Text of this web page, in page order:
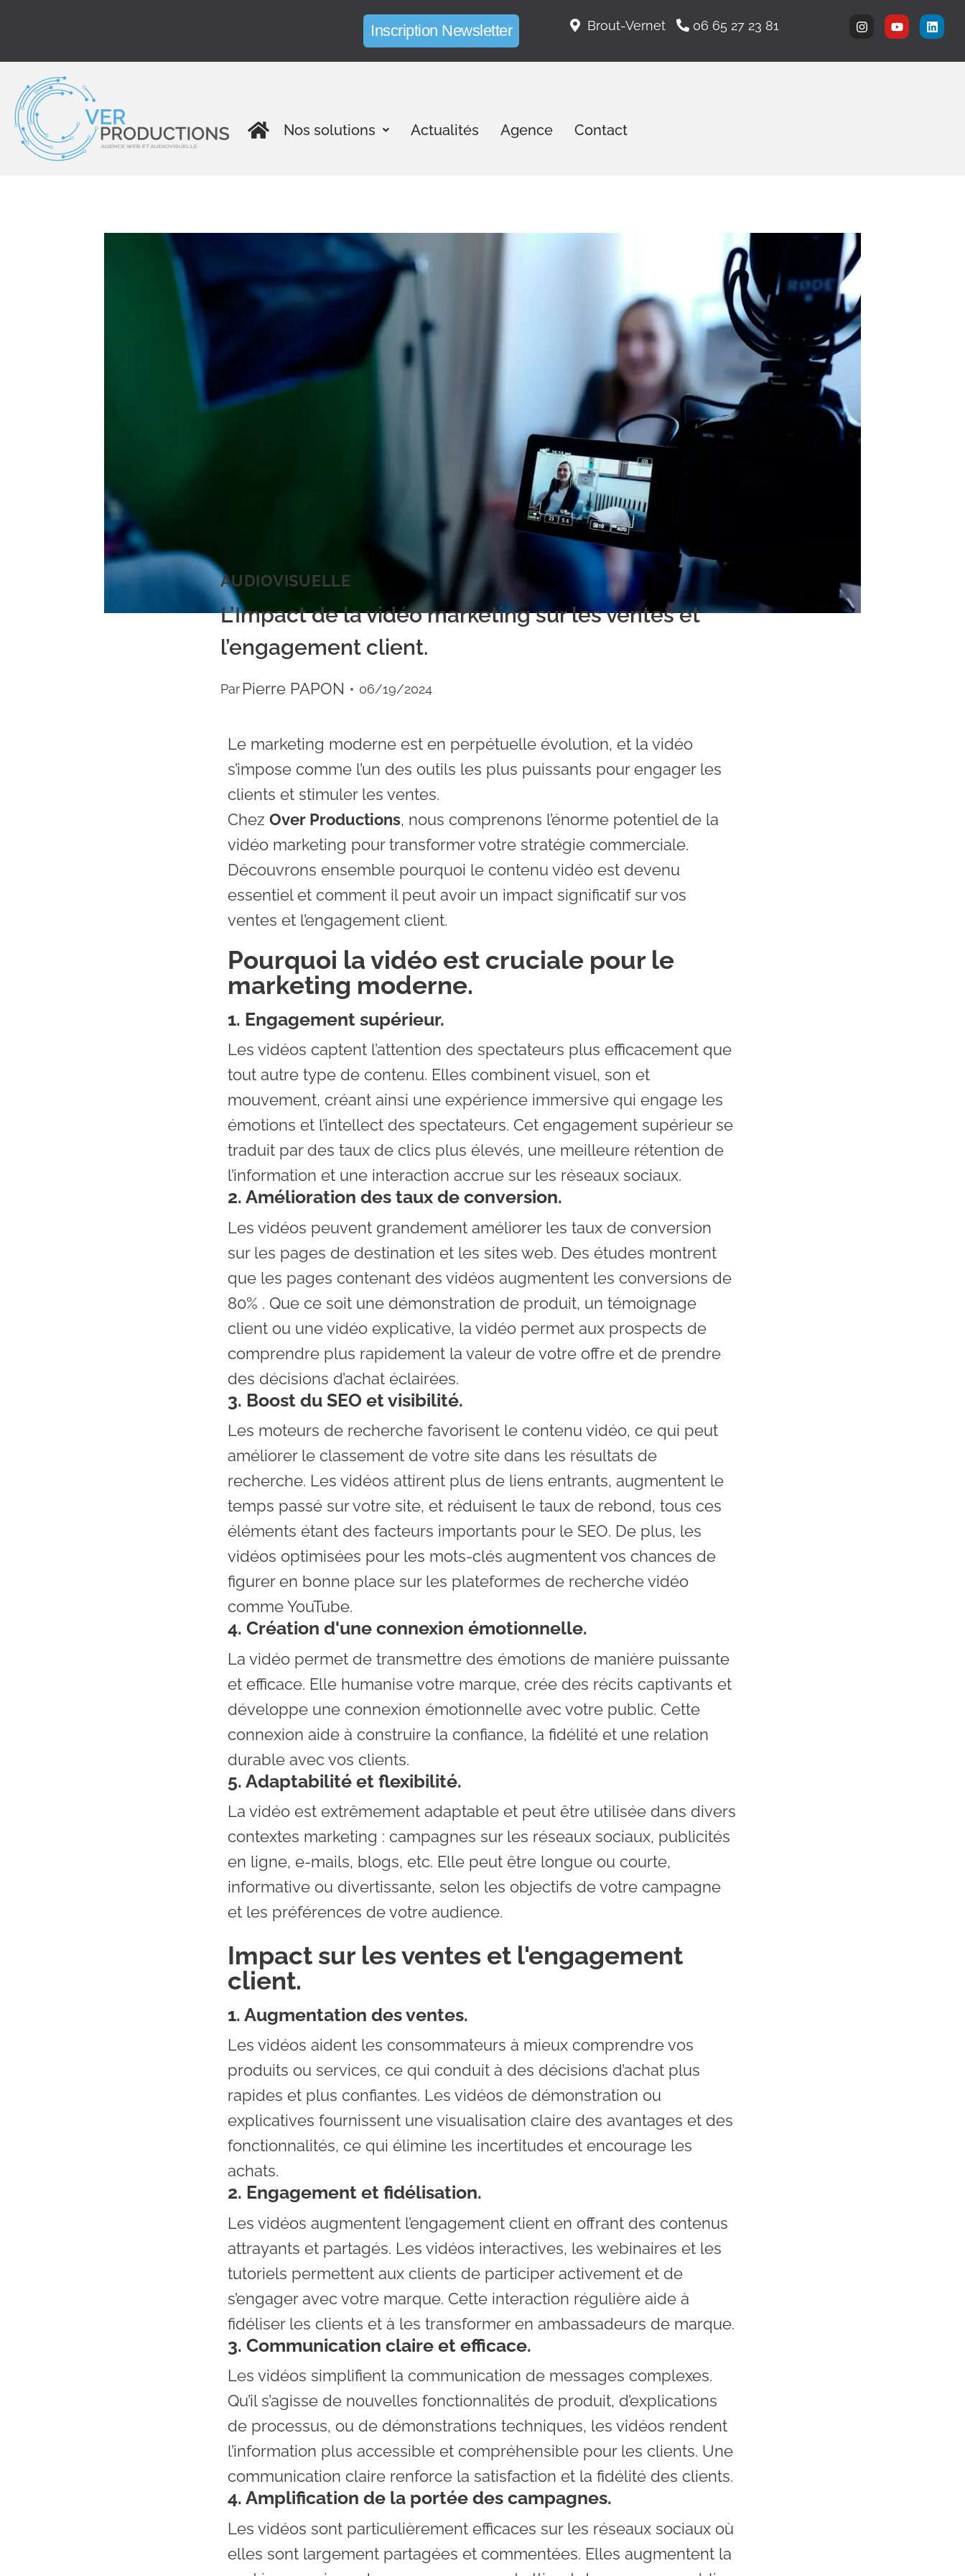
Inscription Newsletter Brout-Vernet 06 65 27 23 81
Nos solutions Actualités Agence Contact
AUDIOVISUELLE
L’Impact de la vidéo marketing sur les ventes et
l’engagement client.
Par Pierre PAPON 06/19/2024
Le marketing moderne est en perpétuelle évolution, et la vidéo
s’impose comme l’un des outils les plus puissants pour engager les
clients et stimuler les ventes.
Chez Over Productions, nous comprenons l’énorme potentiel de la
vidéo marketing pour transformer votre stratégie commerciale.
Découvrons ensemble pourquoi le contenu vidéo est devenu
essentiel et comment il peut avoir un impact significatif sur vos
ventes et l’engagement client.
Pourquoi la vidéo est cruciale pour le
marketing moderne.
1. Engagement supérieur.
Les vidéos captent l’attention des spectateurs plus efficacement que
tout autre type de contenu. Elles combinent visuel, son et
mouvement, créant ainsi une expérience immersive qui engage les
émotions et l’intellect des spectateurs. Cet engagement supérieur se
traduit par des taux de clics plus élevés, une meilleure rétention de
l’information et une interaction accrue sur les réseaux sociaux.
2. Amélioration des taux de conversion.
Les vidéos peuvent grandement améliorer les taux de conversion
sur les pages de destination et les sites web. Des études montrent
que les pages contenant des vidéos augmentent les conversions de
80% . Que ce soit une démonstration de produit, un témoignage
client ou une vidéo explicative, la vidéo permet aux prospects de
comprendre plus rapidement la valeur de votre offre et de prendre
des décisions d’achat éclairées.
3. Boost du SEO et visibilité.
Les moteurs de recherche favorisent le contenu vidéo, ce qui peut
améliorer le classement de votre site dans les résultats de
recherche. Les vidéos attirent plus de liens entrants, augmentent le
temps passé sur votre site, et réduisent le taux de rebond, tous ces
éléments étant des facteurs importants pour le SEO. De plus, les
vidéos optimisées pour les mots-clés augmentent vos chances de
figurer en bonne place sur les plateformes de recherche vidéo
comme YouTube.
4. Création d'une connexion émotionnelle.
La vidéo permet de transmettre des émotions de manière puissante
et efficace. Elle humanise votre marque, crée des récits captivants et
développe une connexion émotionnelle avec votre public. Cette
connexion aide à construire la confiance, la fidélité et une relation
durable avec vos clients.
5. Adaptabilité et flexibilité.
La vidéo est extrêmement adaptable et peut être utilisée dans divers
contextes marketing : campagnes sur les réseaux sociaux, publicités
en ligne, e-mails, blogs, etc. Elle peut être longue ou courte,
informative ou divertissante, selon les objectifs de votre campagne
et les préférences de votre audience.
Impact sur les ventes et l'engagement
client.
1. Augmentation des ventes.
Les vidéos aident les consommateurs à mieux comprendre vos
produits ou services, ce qui conduit à des décisions d’achat plus
rapides et plus confiantes. Les vidéos de démonstration ou
explicatives fournissent une visualisation claire des avantages et des
fonctionnalités, ce qui élimine les incertitudes et encourage les
achats.
2. Engagement et fidélisation.
Les vidéos augmentent l’engagement client en offrant des contenus
attrayants et partagés. Les vidéos interactives, les webinaires et les
tutoriels permettent aux clients de participer activement et de
s’engager avec votre marque. Cette interaction régulière aide à
fidéliser les clients et à les transformer en ambassadeurs de marque.
3. Communication claire et efficace.
Les vidéos simplifient la communication de messages complexes.
Qu’il s’agisse de nouvelles fonctionnalités de produit, d’explications
de processus, ou de démonstrations techniques, les vidéos rendent
l’information plus accessible et compréhensible pour les clients. Une
communication claire renforce la satisfaction et la fidélité des clients.
4. Amplification de la portée des campagnes.
Les vidéos sont particulièrement efficaces sur les réseaux sociaux où
elles sont largement partagées et commentées. Elles augmentent la